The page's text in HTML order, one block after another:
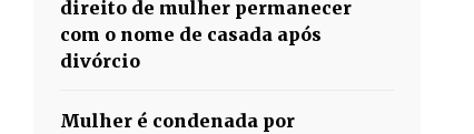
direito de mulher permanecer
com o nome de casada após
divórcio
Mulher é condenada por